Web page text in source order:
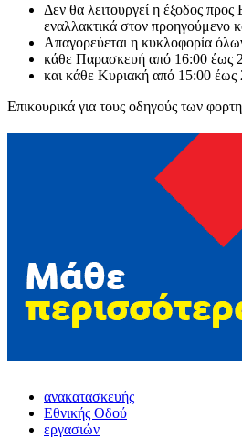
Δεν θα λειτουργεί η έξοδος
εναλλακτικά στον
Απαγορεύεται η κυκλοφορία
κάθε Παρασκευή από 16:00 έως
και κάθε Κυριακή από 15:00 έως
Επικουρικά για τους οδηγούς των
ανακατασκευής
Εθνικής Οδού
εργασιών